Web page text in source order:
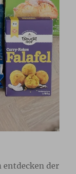
entdecken der